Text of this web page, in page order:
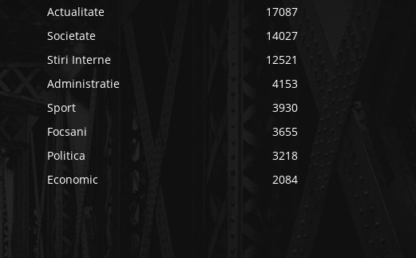
Actualitate
17087
Societate
14027
Stiri Interne
12521
Administratie
4153
Sport
3930
Focsani
3655
Politica
3218
Economic
2084